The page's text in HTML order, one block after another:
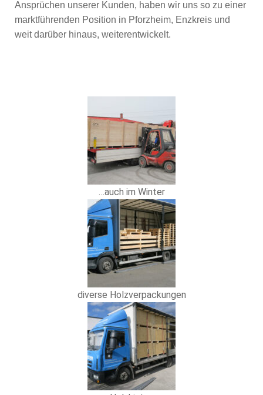
Ansprüchen unserer Kunden, haben wir uns so zu einer
marktführenden Position in Pforzheim, Enzkreis und
weit darüber hinaus, weiterentwickelt.
…auch im Winter
diverse Holzverpackungen